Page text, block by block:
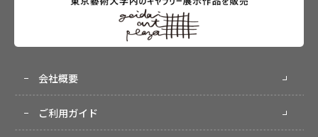
会社概要
ご利用ガイド